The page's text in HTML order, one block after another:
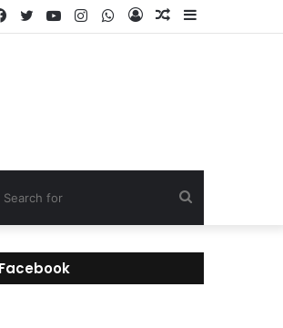
Sidebar
Random
Log
WhatsApp
Instagram
YouTube
Twitter
Facebook
for